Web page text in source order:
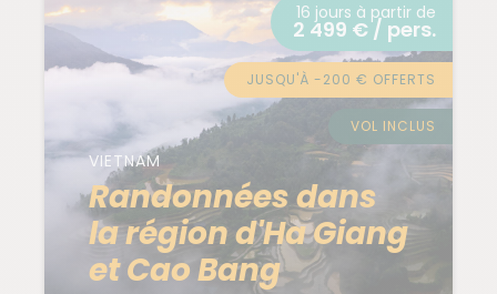
VIETNAM
Randonnées dans
la région d'Ha Giang
et Cao Bang
16 jours à partir de
2 499 € / pers.
JUSQU'À -200 € OFFERTS
VOL INCLUS